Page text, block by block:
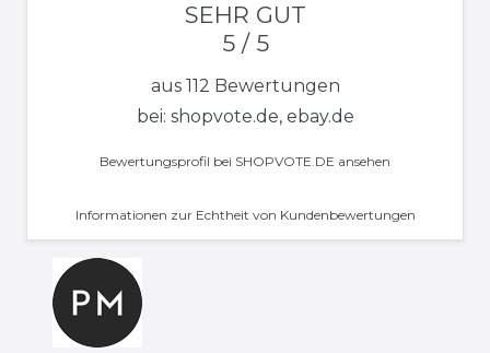
SEHR GUT
5 / 5
aus 112 Bewertungen
bei: shopvote.de, ebay.de
Bewertungsprofil bei SHOPVOTE.DE ansehen
Informationen zur Echtheit von Kundenbewertungen